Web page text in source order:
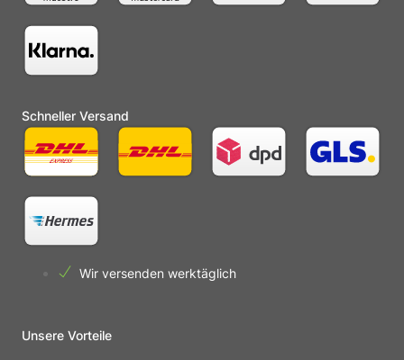
Schneller Versand
Wir versenden werktäglich
Unsere Vorteile